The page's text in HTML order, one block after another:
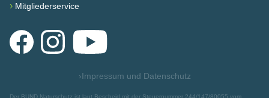
› Mitgliederservice
FacebookInstagramYouTube
›Impressum und Datenschutz
Der BUND Naturschutz ist laut Bescheid mit der Steuernummer 244/147/80055 vom